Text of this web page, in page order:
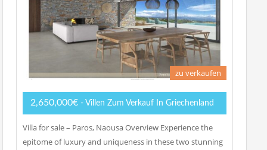
zu verkaufen
2,650,000€ - Villen Zum Verkauf In Griechenland
Villa for sale – Paros, Naousa Overview Experience the
epitome of luxury and uniqueness in these two stunning